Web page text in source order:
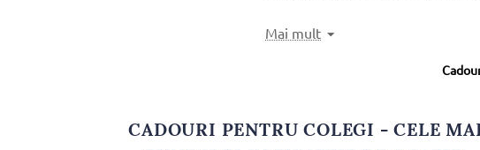
Mai mult
CADOURI PENTRU COLEGI - CELE